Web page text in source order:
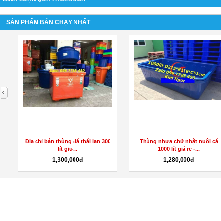
SẢN PHẨM BÁN CHẠY NHẤT
Địa chỉ bán thùng đá thái lan 300
lít giữ...
1,300,000đ
Thùng nhựa chữ nhật nuôi cá
1000 lít giá rẻ -...
1,280,000đ
next